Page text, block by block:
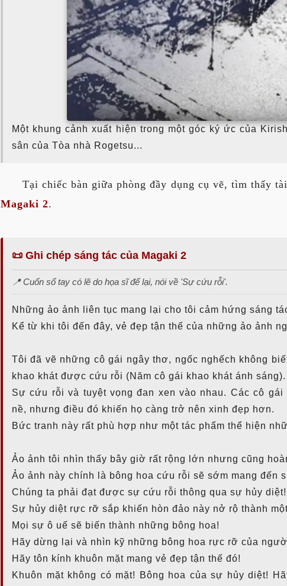
Một khung cảnh xuất hiện trong một góc ký ức của
sân của Tòa nhà Rogetsu...
Tại chiếc bàn giữa phòng đầy dụng cụ vẽ, tìm thấy
Magaki 2.
📜 Ghi chép sáng tác của Magaki 2
📍 Cuốn sổ tay có lẽ do họa sĩ để lại, nói về 'Sự cứu rỗi'.
Những ảo ảnh liên tục mang lại cho tôi cảm hứng sáng
Kể từ khi tôi đến đây, vẻ đẹp tận thế của những ảo ảnh
Tôi đã vẽ những cô gái ngây thơ, ngốc nghếch không
khao khát được cứu rỗi (Năm cô gái khao khát ánh sáng).
Sự cứu rỗi và tuyệt vọng đan xen vào nhau. Các cô gái
nề, nhưng điều đó khiến họ càng trở nên xinh đẹp hơn.
Bức tranh này rất phù hợp như một tác phẩm thể hiện
Ảo ảnh tôi nhìn thấy bây giờ rất rộng lớn nhưng cũng
Ảo ảnh này chính là bông hoa cứu rỗi sẽ sớm mang đến
Chúng ta phải đạt được sự cứu rỗi thông qua sự hủy diệt!
Sự hủy diệt rực rỡ sắp khiến hòn đảo này nở rộ thành
Mọi sự ô uế sẽ biến thành những bông hoa!
Hãy dừng lại và nhìn kỹ những bông hoa rực rỡ của
Hãy tôn kính khuôn mặt mang vẻ đẹp tận thế đó!
Khuôn mặt không có mặt! Bông hoa của sự hủy diệt!